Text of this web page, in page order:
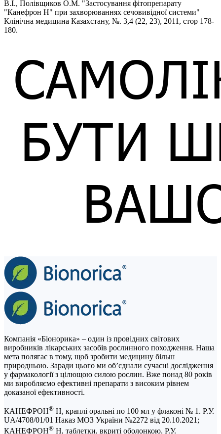
В.І., Полівщиков О.М. "Застосування фітопрепарату
"Канефрон Н" при захворюваннях сечовивідної системи"
Клінічна медицина Казахстану, №. 3,4 (22, 23), 2011, стор 178-
180.
Компанія «Біонорика» ‒ один із провідних світових
виробників лікарських засобів рослинного походження. Наша
мета полягає в тому, щоб зробити медицину більш
природньою. Заради цього ми об’єднали сучасні дослідження
у фармакології з цілющою силою рослин. Вже понад 80 років
ми виробляємо ефективні препарати з високим рівнем
доказаної ефективності.
КАНЕФРОН® Н, краплі оральні по 100 мл у флаконі № 1. Р.У.
UA/4708/01/01 Наказ МОЗ України №2272 від 20.10.2021;
КАНЕФРОН® Н, таблетки, вкриті оболонкою. Р.У.